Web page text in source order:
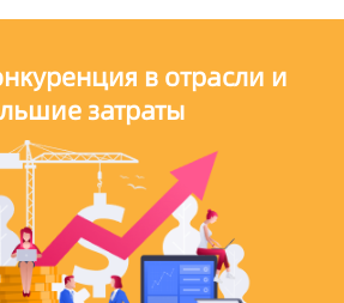
в отрасли и
затраты